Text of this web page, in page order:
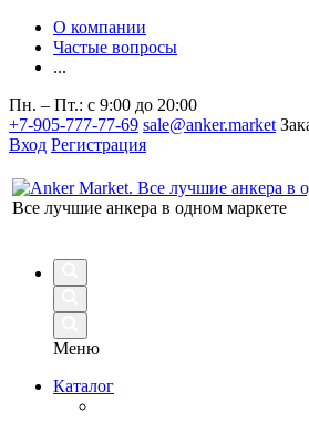
О компании
Частые вопросы
...
Пн. – Пт.: с 9:00 до 20:00
+7-905-777-77-69 sale@anker.market
Вход Регистрация
Все лучшие анкера в одном маркете
Меню
Каталог